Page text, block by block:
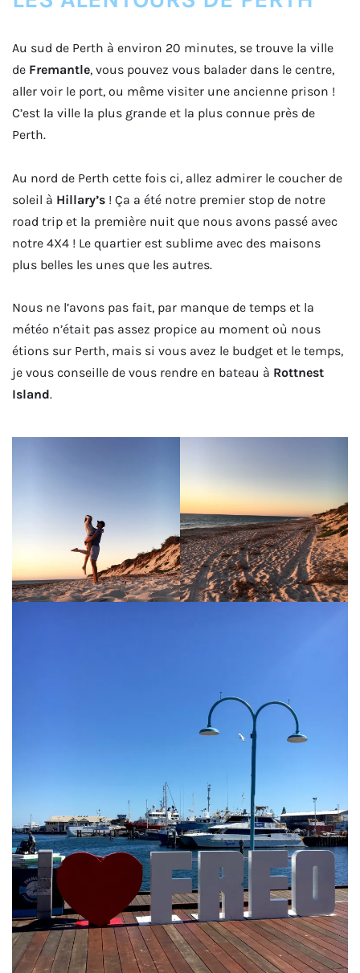
Au sud de Perth à environ 20 minutes, se trouve la ville
de Fremantle, vous pouvez vous balader dans le centre,
aller voir le port, ou même visiter une ancienne prison !
C’est la ville la plus grande et la plus connue près de
Perth.
Au nord de Perth cette fois ci, allez admirer le coucher de
soleil à Hillary’s ! Ça a été notre premier stop de notre
road trip et la première nuit que nous avons passé avec
notre 4X4 ! Le quartier est sublime avec des maisons
plus belles les unes que les autres.
Nous ne l’avons pas fait, par manque de temps et la
météo n’était pas assez propice au moment où nous
étions sur Perth, mais si vous avez le budget et le temps,
je vous conseille de vous rendre en bateau à Rottnest
Island.